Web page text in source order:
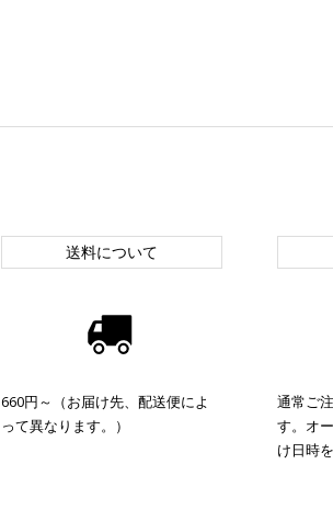
送料について
660円～（お届け先、配送便によ
って異なります。）
通常ご
す。オ
け日時